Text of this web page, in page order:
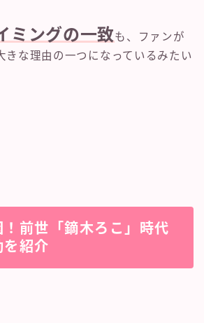
ミングの一致も、ファンが
きな理由の一つになっているみたい
前世「鏑木ろこ」時代
を紹介